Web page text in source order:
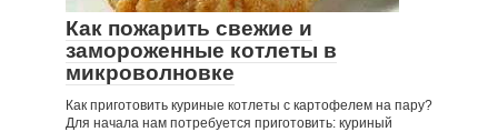
Как пожарить свежие и
замороженные котлеты в
микроволновке
Как приготовить куриные котлеты с картофелем на пару?
Для начала нам потребуется приготовить: куриный